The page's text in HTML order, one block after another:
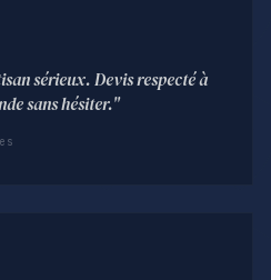
sérieux. Devis respecté à
sans hésiter."